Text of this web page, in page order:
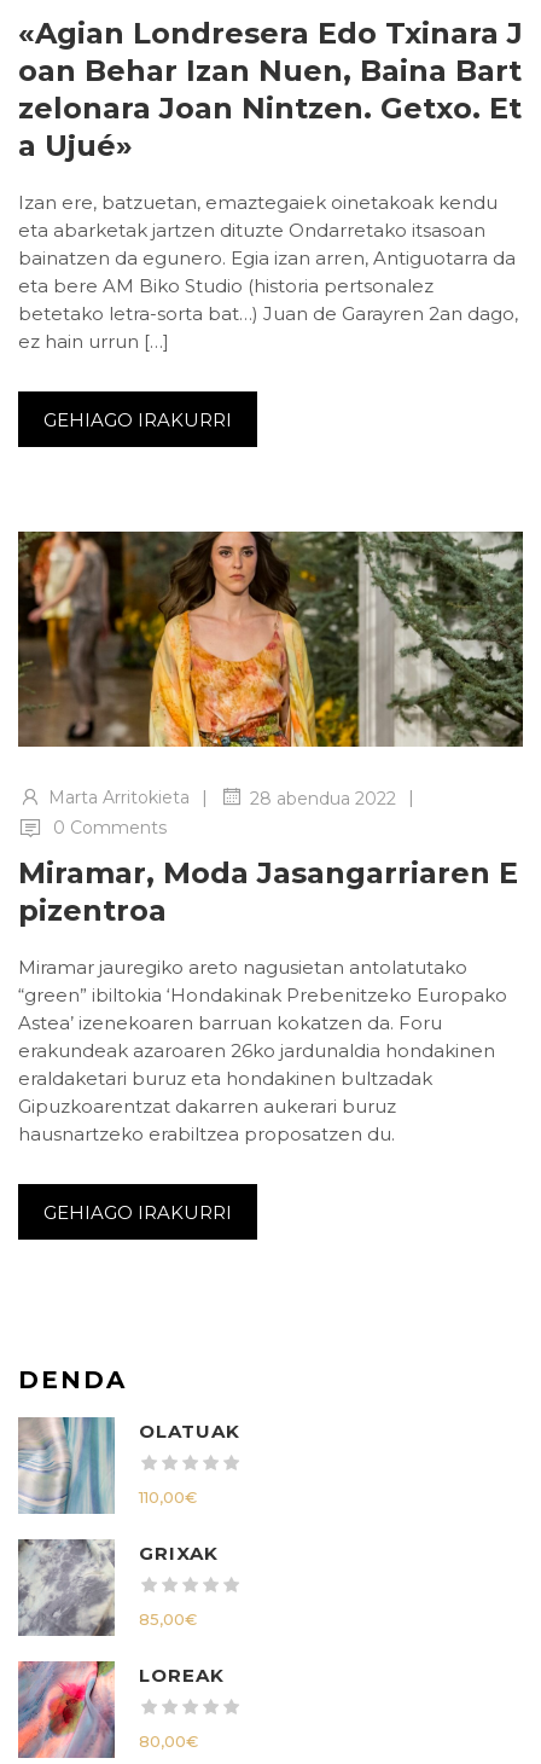
«Agian Londresera Edo Txinara J
Oan Behar Izan Nuen, Baina Bart
Zelonara Joan Nintzen. Getxo. Et
A Ujué»
Izan ere, batzuetan, emaztegaiek oinetakoak kendu
eta abarketak jartzen dituzte Ondarretako itsasoan
bainatzen da egunero. Egia izan arren, Antiguotarra da
eta bere AM Biko Studio (historia pertsonalez
betetako letra-sorta bat…) Juan de Garayren 2an dago,
ez hain urrun […]
GEHIAGO IRAKURRI
Marta Arritokieta | 28 abendua 2022 |
0 Comments
Miramar, Moda Jasangarriaren E
Pizentroa
Miramar jauregiko areto nagusietan antolatutako
“green” ibiltokia ‘Hondakinak Prebenitzeko Europako
Astea’ izenekoaren barruan kokatzen da. Foru
erakundeak azaroaren 26ko jardunaldia hondakinen
eraldaketari buruz eta hondakinen bultzadak
Gipuzkoarentzat dakarren aukerari buruz
hausnartzeko erabiltzea proposatzen du.
GEHIAGO IRAKURRI
DENDA
OLATUAK
110,00€
GRIXAK
85,00€
LOREAK
80,00€